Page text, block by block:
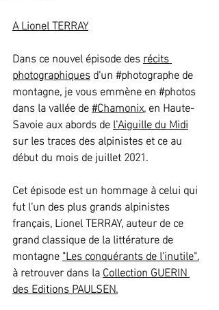
A Lionel TERRAY
Dans ce nouvel épisode des récits
photographiques d'un #photographe de
montagne, je vous emmène en #photos
dans la vallée de #Chamonix, en Haute-
Savoie aux abords de l'Aiguille du Midi
sur les traces des alpinistes et ce au
début du mois de juillet 2021.
Cet épisode est un hommage à celui qui
fut l'un des plus grands alpinistes
français, Lionel TERRAY, auteur de ce
grand classique de la littérature de
montagne "Les conquérants de l'inutile".
à retrouver dans la Collection GUERIN
des Editions PAULSEN.